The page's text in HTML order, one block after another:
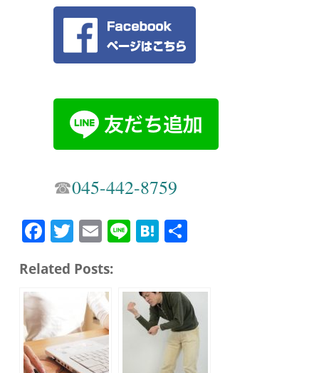
☎︎045-442-8759
Fa
bo
ok
T
tte
E
ail
Li H
a
Related Posts: